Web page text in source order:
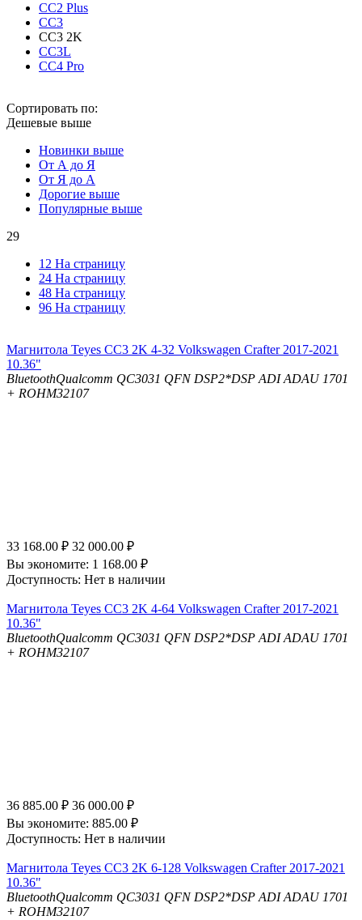
CC2 Plus
CC3
CC3 2K
CC3L
CC4 Pro
Сортировать по:
Дешевые выше
Новинки выше
От А до Я
От Я до А
Дорогие выше
Популярные выше
29
12 На страницу
24 На страницу
48 На страницу
96 На страницу
Магнитола Teyes CC3 2K 4-32 Volkswagen Crafter 2017-2021
10.36"
BluetoothQualcomm QC3031 QFN DSP2*DSP ADI ADAU 1701
+ ROHM32107
33 168.00 ₽ 32 000.00 ₽
Вы экономите: 1 168.00 ₽
Доступность: Нет в наличии
Магнитола Teyes CC3 2K 4-64 Volkswagen Crafter 2017-2021
10.36"
BluetoothQualcomm QC3031 QFN DSP2*DSP ADI ADAU 1701
+ ROHM32107
36 885.00 ₽ 36 000.00 ₽
Вы экономите: 885.00 ₽
Доступность: Нет в наличии
Магнитола Teyes CC3 2K 6-128 Volkswagen Crafter 2017-2021
10.36"
BluetoothQualcomm QC3031 QFN DSP2*DSP ADI ADAU 1701
+ ROHM32107